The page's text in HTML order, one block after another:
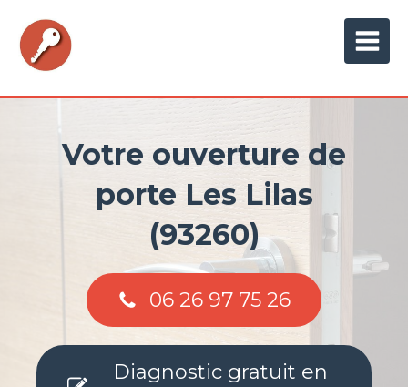
Votre ouverture de
porte Les Lilas
(93260)
06 26 97 75 26
Diagnostic gratuit en